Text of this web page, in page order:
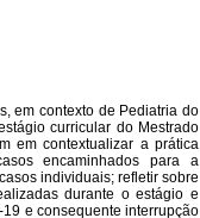
em contexto de Pediatria do
curricular do Mestrado
em contextualizar a prática
encaminhados para a
individuais; refletir sobre
durante o estágio e
e consequente interrupção